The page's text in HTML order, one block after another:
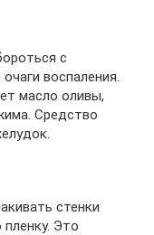
с
воспаления.
масло оливы,
Средство
стенки
Это